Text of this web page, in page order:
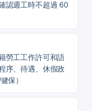
認週工時不超過 60
勞工工作許可和語
序、待遇、休假政
保）